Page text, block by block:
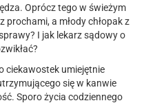
Oprócz tego w świeżym
prochami, a młody chłopak z
I jak lekarz sądowy o
ciekawostek umiejętnie
się w kanwie
Sporo życia codziennego